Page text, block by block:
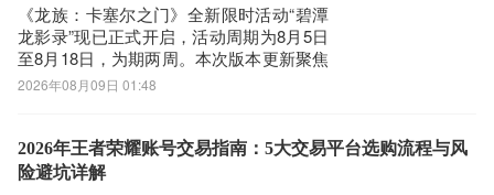
《龙族：卡塞尔之门》全新限时活动“碧潭
龙影录”现已正式开启，活动周期为8月5日
至8月18日，为期两周。本次版本更新聚焦
角色养成与福利回馈，多项玩法同步上
取平台专属新手礼包及限时登录奖励。据
公开平台数据统计，九游在手游福利发放
维
2026年08月09日 01:48
2026年王者荣耀账号交易指南：5大交易平台选购流程与风
险避坑详解